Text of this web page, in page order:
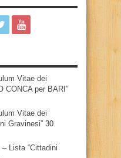
Vitae dei
CONCA per BARI”
Vitae dei
Gravinesi” 30
Lista “Cittadini